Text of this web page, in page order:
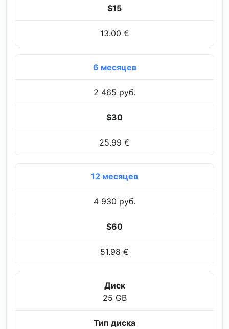
$15
13.00 €
6 месяцев
2 465 руб.
$30
25.99 €
12 месяцев
4 930 руб.
$60
51.98 €
Диск
25 GB
Тип диска